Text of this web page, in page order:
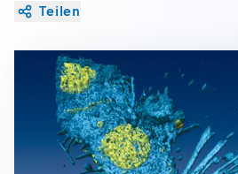
Teilen